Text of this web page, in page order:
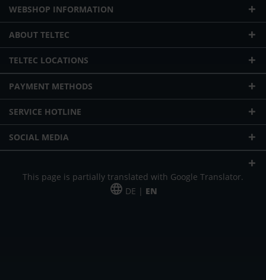
WEBSHOP INFORMATION
ABOUT TELTEC
TELTEC LOCATIONS
PAYMENT METHODS
SERVICE HOTLINE
SOCIAL MEDIA
This page is partially translated with Google Translator.
DE | EN